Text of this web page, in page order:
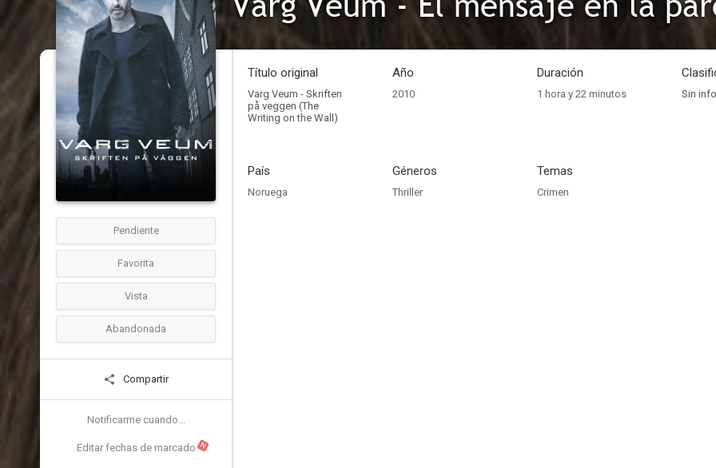
Pendiente
Favorita
Vista
Abandonada
Compartir
Notificarme cuando...
Editar fechas de marcado N
Título original
Varg Veum - Skriften
på veggen (The
Writing on the Wall)
Año
2010
Duración
1 hora y 22 minutos Sin
País
Noruega
Géneros
Thriller
Temas
Crimen